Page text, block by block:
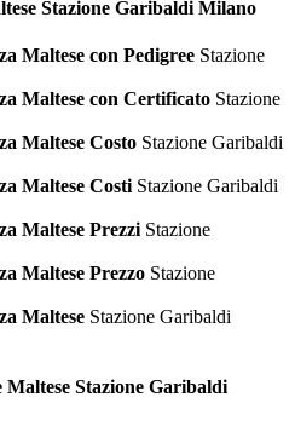
Stazione Garibaldi Milano
Maltese con Pedigree Stazione
Maltese con Certificato Stazione
Maltese Costo Stazione Garibaldi
Maltese CostiStazione Garibaldi
Maltese PrezziStazione
Maltese Prezzo Stazione
Maltese Stazione Garibaldi
Maltese Stazione Garibaldi